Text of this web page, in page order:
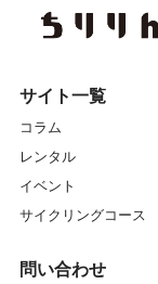
サイト一覧
コラム
レンタル
イベント
サイクリングコース
問い合わせ